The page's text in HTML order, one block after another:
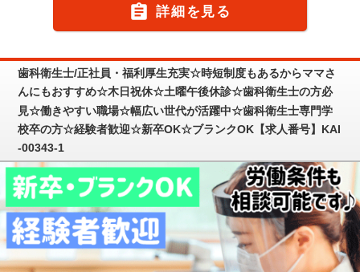
 詳細を見る
歯科衛生士/正社員・福利厚生充実☆時短制度もあるからママさ
んにもおすすめ☆木日祝休☆土曜午後休診☆歯科衛生士の方必
見☆働きやすい職場☆幅広い世代が活躍中☆歯科衛生士専門学
校卒の方☆経験者歓迎☆新卒OK☆ブランクOK【求人番号】KAI
-00343-1